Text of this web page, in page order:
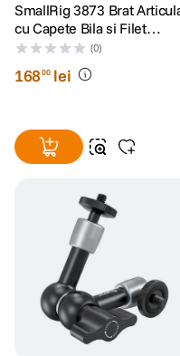
SmallRig 3873 Brat
cu Capete Bila si Filet
1/4"-20
(0)
16800 lei